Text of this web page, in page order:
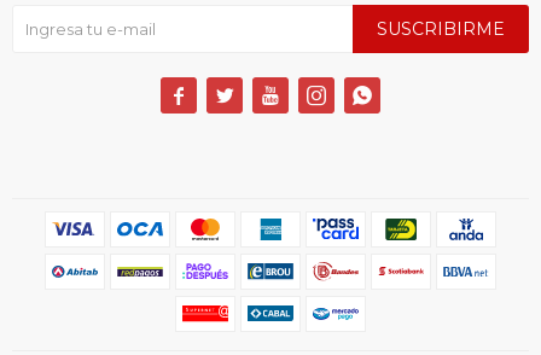
SUSCRIBIRME
    